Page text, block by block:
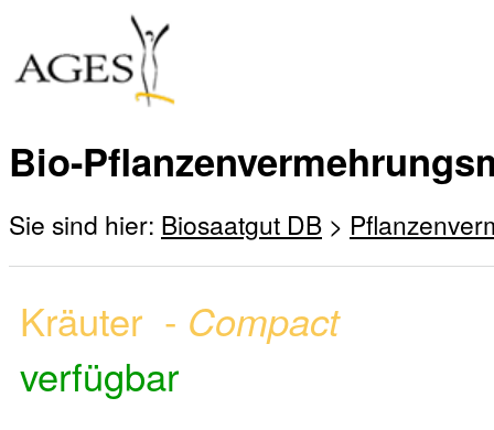
Bio-
Sie sind hier: Biosaatgut DB >
Kräuter - Compact
verfügbar